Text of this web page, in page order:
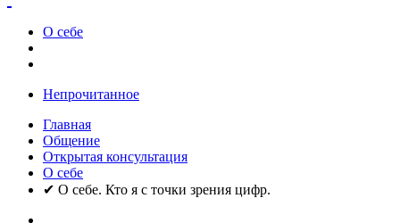
О себе
Непрочитанное
Главная
Общение
Открытая консультация
О себе
✔ О себе. Кто я с точки зрения цифр.